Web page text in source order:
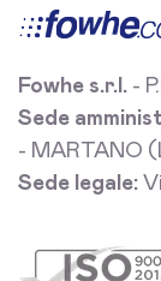
Fowhe s.r.l. -
Sede
- MARTANO
Sede legale: